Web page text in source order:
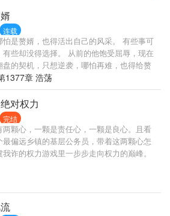
连载
怕是赘婿，也得活出自己的风采。 有些事可
有些却没得选择。 从前的他饱受屈辱，现在
盘的契机，只想逆袭，哪怕再难，也得给赘
人间一趟，不能留有遗憾。 美人，江山，
1377章 浩荡
对权力
完结
两颗心，一颗是责任心，一颗是良心。且看
最偏远乡镇的基层公务员，带着这两颗心怎
诈的权力游戏里一步步走向权力的巅峰。